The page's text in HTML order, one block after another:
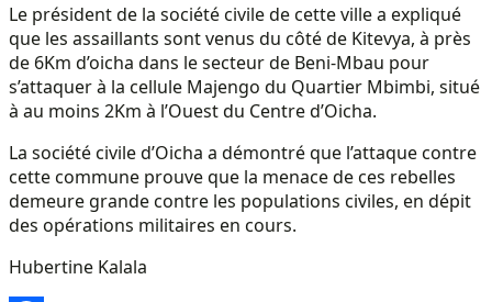
Le président de la société civile de cette ville a expliqué
que les assaillants sont venus du côté de Kitevya, à près
de 6Km d’oicha dans le secteur de Beni-Mbau pour
s’attaquer à la cellule Majengo du Quartier Mbimbi, situé
à au moins 2Km à l’Ouest du Centre d’Oicha.
La société civile d’Oicha a démontré que l’attaque contre
cette commune prouve que la menace de ces rebelles
demeure grande contre les populations civiles, en dépit
des opérations militaires en cours.
Hubertine Kalala